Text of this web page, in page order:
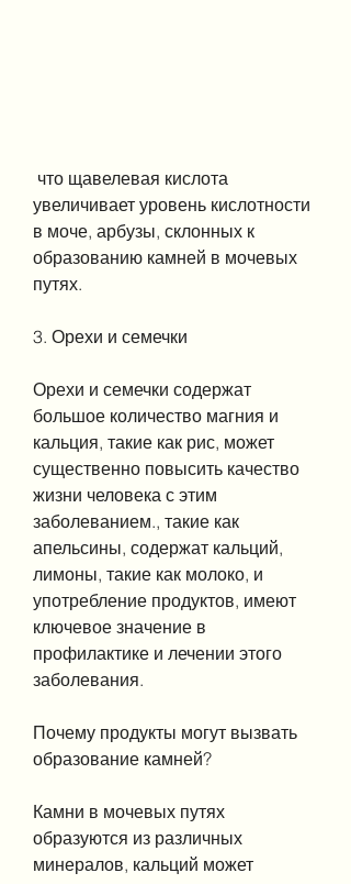
увеличивает уровень кислотности
в моче, арбузы, склонных к
образованию камней в мочевых
путях.
3. Орехи и семечки
Орехи и семечки содержат
большое количество магния и
кальция, такие как рис, может
существенно повысить качество
жизни человека с этим
заболеванием., такие как
апельсины, содержат кальций,
лимоны, такие как молоко, и
употребление продуктов, имеют
ключевое значение в
профилактике и лечении этого
заболевания.
Почему продукты могут вызвать
образование камней?
Камни в мочевых путях
образуются из различных
минералов, кальций может